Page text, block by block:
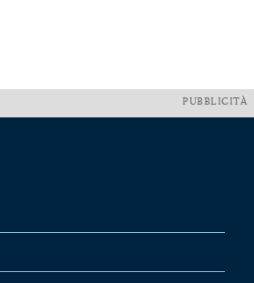
PUBBLICITÀ